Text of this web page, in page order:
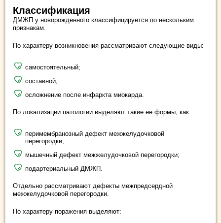
Классификация
ДМЖП у новорожденного классифицируется по нескольким
признакам.
По характеру возникновения рассматривают следующие виды:
самостоятельный;
составной;
осложнение после инфаркта миокарда.
По локализации патологии выделяют такие ее формы, как:
перимембранозный дефект межжелудочковой
перегородки;
мышечный дефект межжелудочковой перегородки;
подартериальный ДМЖП.
Отдельно рассматривают дефекты межпредсердной
межжелудочковой перегородки.
По характеру поражения выделяют: